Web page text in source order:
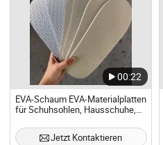
00:22
EVA-Schaum EVA-Materialplatten
für Schuhsohlen, Hausschuhe,
Sandalenherstellung
Jetzt Kontaktieren